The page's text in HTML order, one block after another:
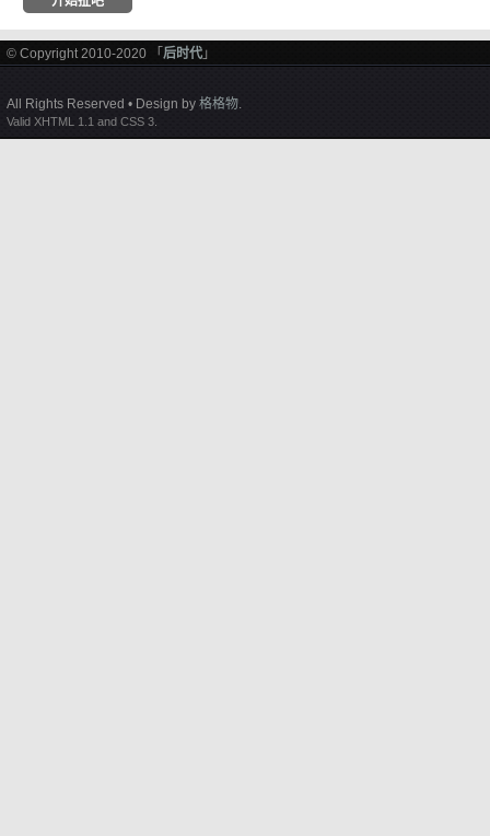
© Copyright 2010-2020 「 后时代 」
All Rights Reserved • Design by 格格物.
Valid XHTML 1.1 and CSS 3.